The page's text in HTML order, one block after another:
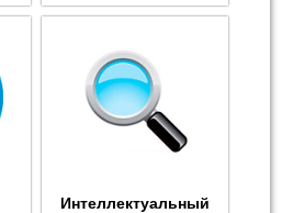
Интеллектуальный